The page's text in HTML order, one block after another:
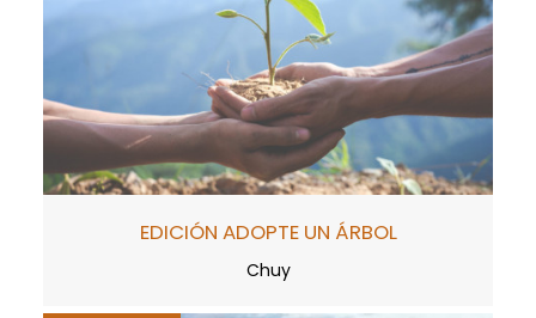
EDICIÓN ADOPTE UN ÁRBOL
Chuy